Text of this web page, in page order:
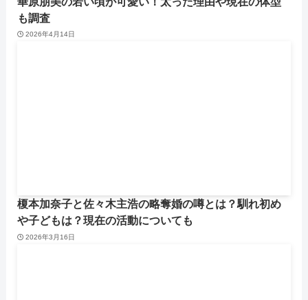
も調査
2026年4月14日
榎本加奈子と佐々木主浩の略奪婚の噂とは？馴れ初め
や子どもは？現在の活動についても
2026年3月16日